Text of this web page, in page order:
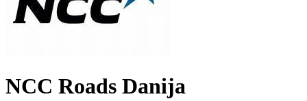
NCC Roads Danija